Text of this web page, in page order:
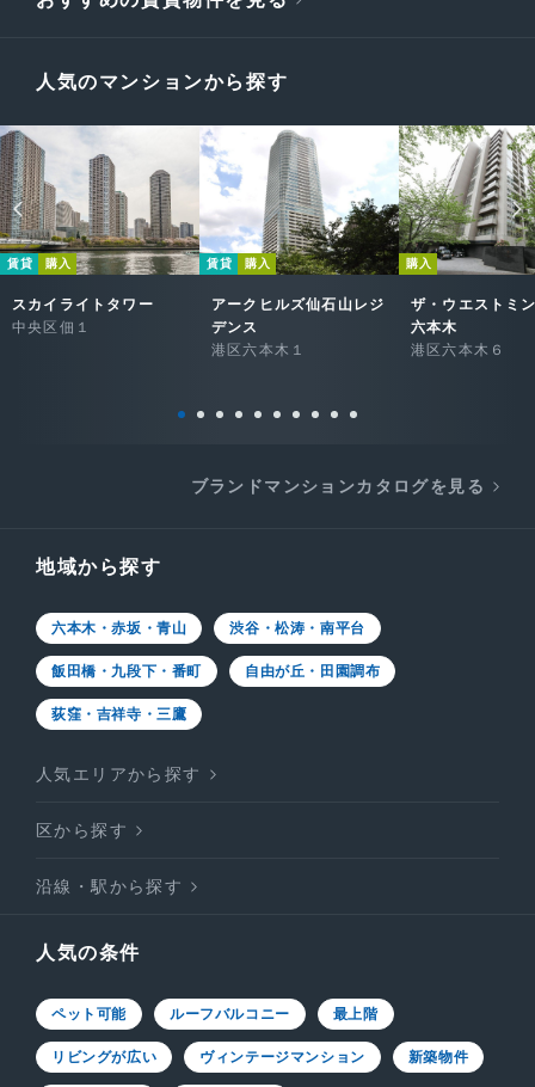
人気のマンションから探す
賃貸 購入
スカイライトタワー
中央区佃１
賃貸 購入
アークヒルズ仙石山レジ
デンス
港区六本木１
購入
ザ・ウエストミ
六本木
港区六本木６
ブランドマンションカタログを見る
地域から探す
六本木・赤坂・青山 渋谷・松涛・南平台
飯田橋・九段下・番町 自由が丘・田園調布
荻窪・吉祥寺・三鷹
人気エリアから探す
区から探す
沿線・駅から探す
人気の条件
ペット可能 ルーフバルコニー 最上階
リビングが広い ヴィンテージマンション 新築物件